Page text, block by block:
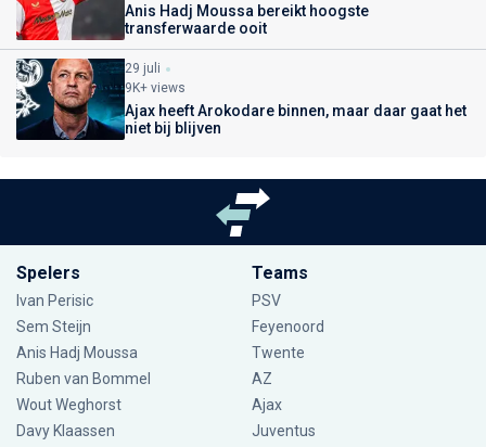
Anis Hadj Moussa bereikt hoogste
transferwaarde ooit
29 juli
9K+ views
Ajax heeft Arokodare binnen, maar daar gaat het
niet bij blijven
Spelers
Ivan Perisic
Sem Steijn
Anis Hadj Moussa
Ruben van Bommel
Wout Weghorst
Davy Klaassen
Teams
PSV
Feyenoord
Twente
AZ
Ajax
Juventus